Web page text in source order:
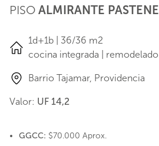
PISO ALMIRANTE PASTENE
1d+1b | 36/36 m2
cocina integrada | remodelado
Barrio Tajamar, Providencia
Valor: UF 14,2
GGCC: $70.000 Aprox.